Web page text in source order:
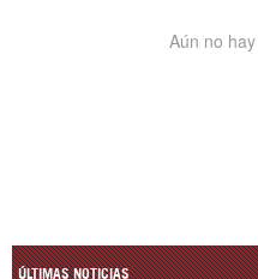
ÚLTIMAS NOTICIAS